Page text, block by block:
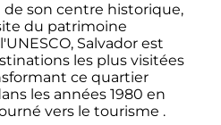
son centre historique,
du patrimoine
Salvador est
les plus visitées
ce quartier
les années 1980 en
vers le tourisme .